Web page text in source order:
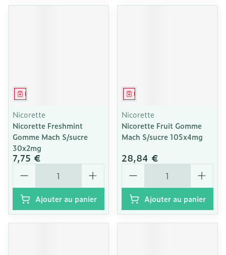
Médicament
Nicorette
Nicorette Freshmint
Gomme Mach S/sucre
30x2mg
7,75 €
Quantité
Ajouter au panier
Médicament
Nicorette
Nicorette Fruit Gomme
Mach S/sucre 105x4mg
28,84 €
Quantité
Ajouter au panier